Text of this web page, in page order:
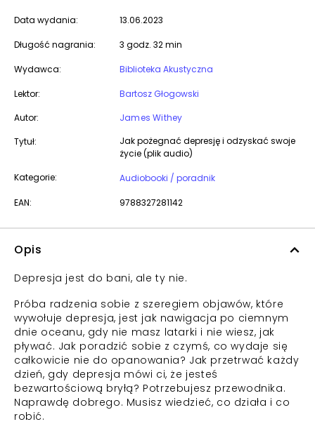
Data wydania: 13.06.2023
Długość nagrania: 3 godz. 32 min
Wydawca: Biblioteka Akustyczna
Lektor:
Bartosz Głogowski
Autor:
James Withey
Tytuł:
Jak pożegnać depresję i odzyskać swoje
życie (plik audio)
Kategorie:
Audiobooki / poradnik
EAN: 9788327281142
Opis
Depresja jest do bani, ale ty nie.
Próba radzenia sobie z szeregiem objawów, które
wywołuje depresja, jest jak nawigacja po ciemnym
dnie oceanu, gdy nie masz latarki i nie wiesz, jak
pływać. Jak poradzić sobie z czymś, co wydaje się
całkowicie nie do opanowania? Jak przetrwać każdy
dzień, gdy depresja mówi ci, że jesteś
bezwartościową bryłą? Potrzebujesz przewodnika.
Naprawdę dobrego. Musisz wiedzieć, co działa i co
robić.